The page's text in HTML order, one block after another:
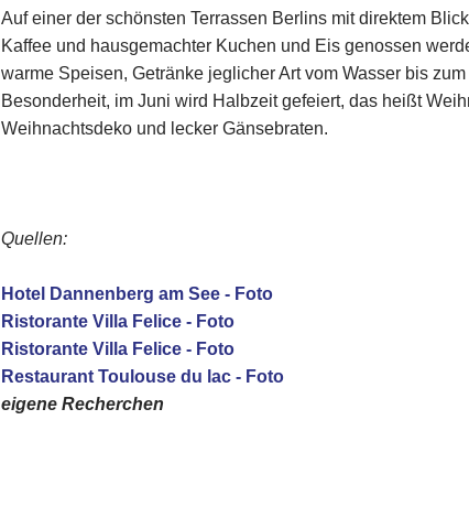
Auf einer der schönsten Terrassen Berlins mit direktem
Kaffee und hausgemachter Kuchen und Eis genossen
warme Speisen, Getränke jeglicher Art vom Wasser bis
Besonderheit, im Juni wird Halbzeit gefeiert, das heißt
Weihnachtsdeko und lecker Gänsebraten.
Quellen:
Hotel Dannenberg am See - Foto
Ristorante Villa Felice - Foto
Ristorante Villa Felice - Foto
Restaurant Toulouse du lac - Foto
eigene Recherchen